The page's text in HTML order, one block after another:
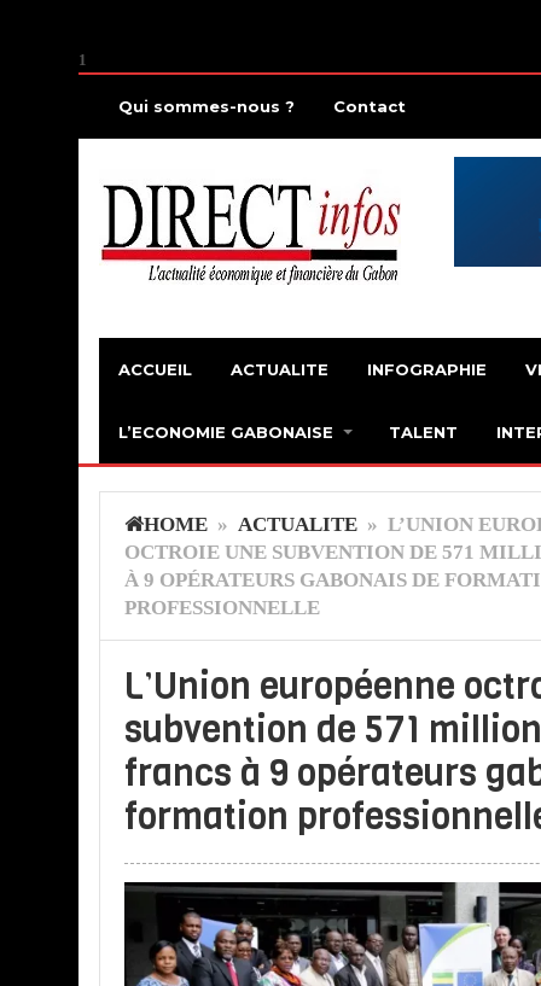
1
Qui sommes-nous ? Contact
ACCUEIL ACTUALITE INFOGRAPHIE
L’ECONOMIE GABONAISE TALENT
HOME » ACTUALITE » L’UNION
OCTROIE UNE SUBVENTION DE 571
À 9 OPÉRATEURS GABONAIS DE
PROFESSIONNELLE
L’Union européenne
subvention de 571
francs à 9 opérateurs
formation